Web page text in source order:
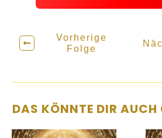
Vorherige
Folge
DAS KÖNNTE DIR AUCH